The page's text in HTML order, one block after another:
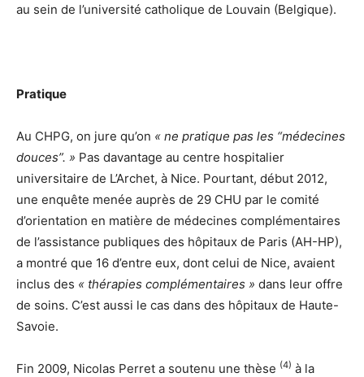
au sein de l’université catholique de Louvain (Belgique).
Pratique
Au CHPG, on jure qu’on « ne pratique pas les “médecines
douces”. » Pas davantage au centre hospitalier
universitaire de L’Archet, à Nice. Pourtant, début 2012,
une enquête menée auprès de 29 CHU par le comité
d’orientation en matière de médecines complémentaires
de l’assistance publiques des hôpitaux de Paris (AH-HP),
a montré que 16 d’entre eux, dont celui de Nice, avaient
inclus des « thérapies complémentaires » dans leur offre
de soins. C’est aussi le cas dans des hôpitaux de Haute-
Savoie.
Fin 2009, Nicolas Perret a soutenu une thèse (4) à la